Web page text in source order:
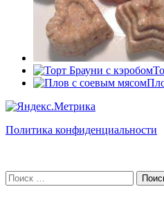
Политика конфиденциальности